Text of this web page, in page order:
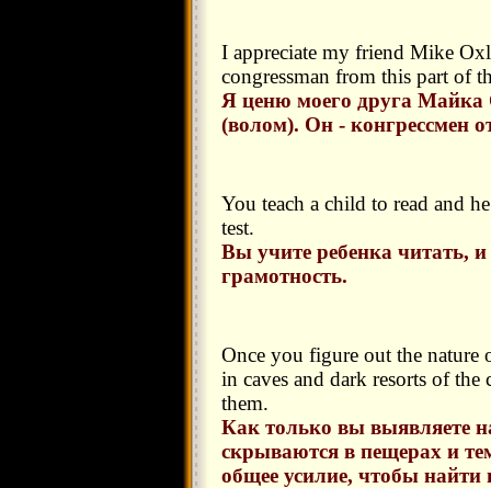
I appreciate my friend Mike
congressman from this part of
Я ценю моего друга
(волом). Он - конгрессмен
You teach a child to read and
test.
Вы учите ребенка читать,
грамотность.
Once you figure out the nature
in caves and dark resorts of
them.
Как только вы выявляете
скрываются в пещерах и
общее усилие, чтобы найти